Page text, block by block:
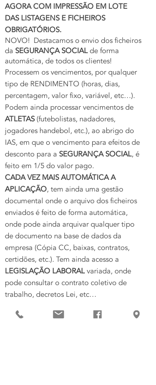
AGORA COM IMPRESSÃO EM LOTE
DAS LISTAGENS E FICHEIROS
OBRIGATÓRIOS.
NOVO! Destacamos o envio dos ficheiros
da SEGURANÇA SOCIAL de forma
automática, de todos os clientes!
Processem os vencimentos, por qualquer
tipo de RENDIMENTO (horas, dias,
percentagem, valor fixo, variável, etc…).
Podem ainda processar vencimentos de
ATLETAS(futebolistas, nadadores,
jogadores handebol, etc.), ao abrigo do
IAS, em que o vencimento para efeitos de
desconto para a SEGURANÇA SOCIAL, é
feito em 1/5 do valor pago.
CADA VEZ MAIS AUTOMÁTICA A
APLICAÇÃO, tem ainda uma gestão
documental onde o arquivo dos ficheiros
enviados é feito de forma automática,
onde pode ainda arquivar qualquer tipo
de documento na base de dados da
empresa (Cópia CC, baixas, contratos,
certidões, etc.). Tem ainda acesso a
LEGISLAÇÃO LABORAL variada, onde
pode consultar o contrato coletivo de
trabalho, decretos Lei, etc…
executadas por empresa, com controlo de